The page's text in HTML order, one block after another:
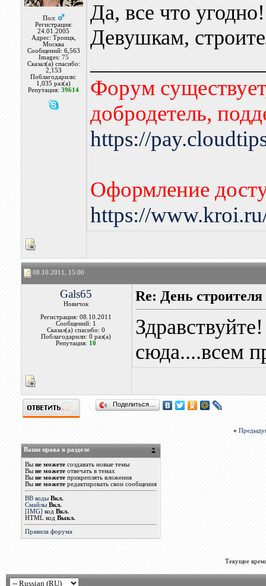
Пол:
Регистрация:
24.01.2005
Адрес: Троицк,
Москва
Сообщений: 6,563
Images: 75
Сказал(а) спасибо:
2,153
Поблагодарили:
1,035 раз(а)
Репутация:39614
Да, все что угодно!
Девушкам,
Форум
добродетель,
https://
Оформление
https://
08.10.2011, 15:00
Gals65
Новичок
Регистрация: 08.10.2011
Сообщений: 1
Сказал(а) спасибо: 0
Поблагодарили: 0 раз(а)
Репутация: 10
Re: День строителя
сюда....всем
Поделиться…
«
Ваши права в разделе
Вы не можетесоздавать новые темы
Вы не можетеотвечать в темах
Вы не можетеприкреплять вложения
Вы не можетередактировать свои сообщения
BB коды Вкл.
Смайлы Вкл.
[IMG] код Вкл.
HTML код Выкл.
Правила форума
Текущее